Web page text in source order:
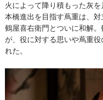
火によって降り積もった灰
本橋進出を目指す蔦重は、
鶴屋喜右衛門とついに和解
が、役に対する思いや蔦重
れた。